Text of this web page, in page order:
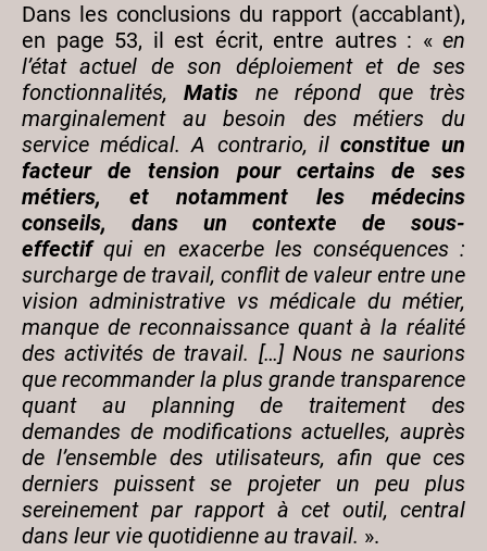
Dans les conclusions du rapport (accablant),
en page 53, il est écrit, entre autres : « en
l’état actuel de son déploiement et de ses
fonctionnalités,Matis ne répond que très
marginalement au besoin des métiers du
service médical. A contrario, il constitue un
facteur de tension pour certains de ses
métiers, et notamment les médecins
conseils, dans un contexte de sous-
effectifqui en exacerbe les conséquences :
surcharge de travail, conflit de valeur entre une
vision administrative vs médicale du métier,
manque de reconnaissance quant à la réalité
des activités de travail. […] Nous ne saurions
que recommander la plus grande transparence
quant au planning de traitement des
demandes de modifications actuelles, auprès
de l’ensemble des utilisateurs, afin que ces
derniers puissent se projeter un peu plus
sereinement par rapport à cet outil, central
dans leur vie quotidienne au travail. ».